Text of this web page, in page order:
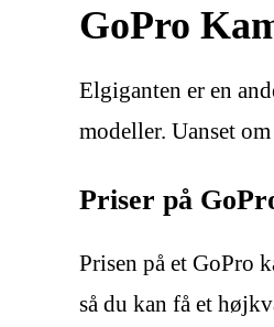
GoPro
Elgiganten er en
modeller. Uanset
Priser på
Prisen på et GoPro
så du kan få et